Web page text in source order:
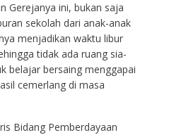
Gerejanya ini, bukan saja
sekolah dari anak-anak
menjadikan waktu libur
tidak ada ruang sia-
belajar bersaing menggapai
cemerlang di masa
Bidang Pemberdayaan